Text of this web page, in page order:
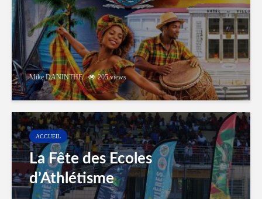
Mike DANINTHE 205 views
ACCUEIL
La Fête des Ecoles
d’Athlétisme